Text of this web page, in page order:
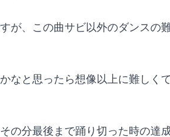
が、この曲サビ以外のダンスの
なと思ったら想像以上に難しく
の分最後まで踊り切った時の達